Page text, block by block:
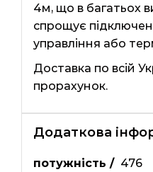
4м, що в багатьох
спрощує
управління або
Доставка по всій
прорахунок.
Додаткова
потужність / 476